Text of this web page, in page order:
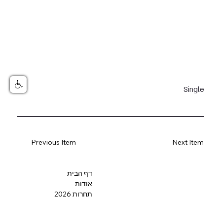
Single
Next Item
Previous Item
דף הבית
אודות
תחרות 2026